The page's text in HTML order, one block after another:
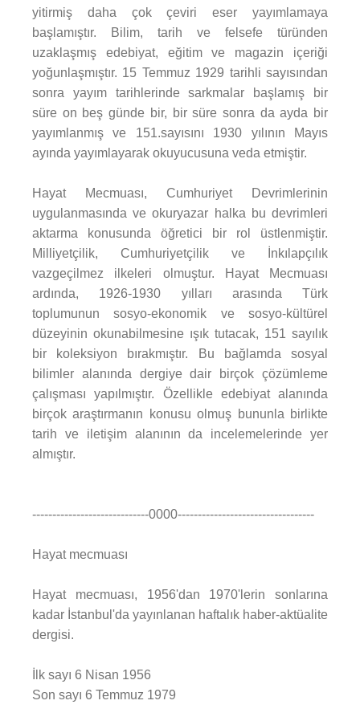
yitirmiş daha çok çeviri eser yayımlamaya
başlamıştır. Bilim, tarih ve felsefe türünden
uzaklaşmış edebiyat, eğitim ve magazin içeriği
yoğunlaşmıştır. 15 Temmuz 1929 tarihli sayısından
sonra yayım tarihlerinde sarkmalar başlamış bir
süre on beş günde bir, bir süre sonra da ayda bir
yayımlanmış ve 151.sayısını 1930 yılının Mayıs
ayında yayımlayarak okuyucusuna veda etmiştir.
Hayat Mecmuası, Cumhuriyet Devrimlerinin
uygulanmasında ve okuryazar halka bu devrimleri
aktarma konusunda öğretici bir rol üstlenmiştir.
Milliyetçilik, Cumhuriyetçilik ve İnkılapçılık
vazgeçilmez ilkeleri olmuştur. Hayat Mecmuası
ardında, 1926-1930 yılları arasında Türk
toplumunun sosyo-ekonomik ve sosyo-kültürel
düzeyinin okunabilmesine ışık tutacak, 151 sayılık
bir koleksiyon bırakmıştır. Bu bağlamda sosyal
bilimler alanında dergiye dair birçok çözümleme
çalışması yapılmıştır. Özellikle edebiyat alanında
birçok araştırmanın konusu olmuş bununla birlikte
tarih ve iletişim alanının da incelemelerinde yer
almıştır.
-----------------------------0000----------------------------------
Hayat mecmuası
Hayat mecmuası, 1956'dan 1970'lerin sonlarına
kadar İstanbul'da yayınlanan haftalık haber-aktüalite
dergisi.
İlk sayı 6 Nisan 1956
Son sayı 6 Temmuz 1979